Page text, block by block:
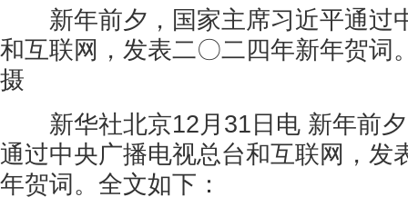
新年前夕，国家主席习近平通过
和互联网，发表二〇二四年新年贺词
摄
新华社北京12月31日电 新年前夕
通过中央广播电视总台和互联网，发
年贺词。全文如下：